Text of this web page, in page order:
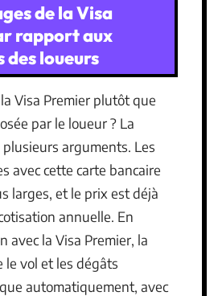
de la Visa
rapport aux
des loueurs
Visa Premier plutôt que
par le loueur ? La
arguments. Les
avec cette carte bancaire
larges, et le prix est déjà
annuelle. En
avec la Visa Premier, la
le vol et les dégâts
automatiquement, avec